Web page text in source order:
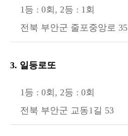
1등 : 0회, 2등 : 1회
전북 부안군 줄포중앙로 35
3. 일등로또
1등 : 0회, 2등 : 0회
전북 부안군 교동1길 53